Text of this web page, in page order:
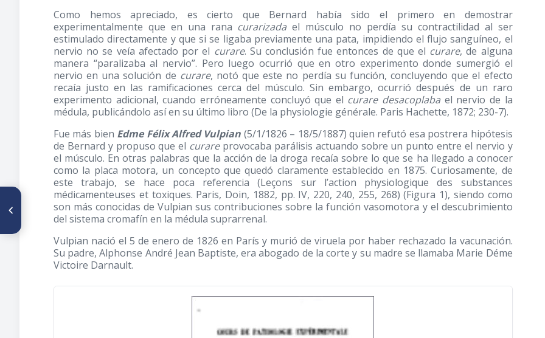
Como hemos apreciado, es cierto que Bernard había sido el primero en demostrar
experimentalmente que en una rana curarizada el músculo no perdía su contractilidad al ser
estimulado directamente y que si se ligaba previamente una pata, impidiendo el flujo sanguíneo, el
nervio no se veía afectado por el curare. Su conclusión fue entonces de que el curare, de alguna
manera “paralizaba al nervio”. Pero luego ocurrió que en otro experimento donde sumergió el
nervio en una solución de curare, notó que este no perdía su función, concluyendo que el efecto
recaía justo en las ramificaciones cerca del músculo. Sin embargo, ocurrió después de un raro
experimento adicional, cuando erróneamente concluyó que el curare desacoplaba el nervio de la
médula, publicándolo así en su último libro (De la physiologie générale. Paris Hachette, 1872; 230-7).
Fue más bien Edme Félix Alfred Vulpian (5/1/1826 – 18/5/1887) quien refutó esa postrera hipótesis
de Bernard y propuso que el curareprovocaba parálisis actuando sobre un punto entre el nervio y
el músculo. En otras palabras que la acción de la droga recaía sobre lo que se ha llegado a conocer
como la placa motora, un concepto que quedó claramente establecido en 1875. Curiosamente, de
este trabajo, se hace poca referencia (Leçons sur l’action physiologique des substances
médicamenteuses et toxiques. Paris, Doin, 1882, pp. IV, 220, 240, 255, 268) (Figura 1), siendo como
son más conocidas de Vulpian sus contribuciones sobre la función vasomotora y el descubrimiento
del sistema cromafín en la médula suprarrenal.
Vulpian nació el 5 de enero de 1826 en París y murió de viruela por haber rechazado la vacunación.
Su padre, Alphonse André Jean Baptiste, era abogado de la corte y su madre se llamaba Marie Déme
Victoire Darnault.
ARTÍCULO ANTERIOR
El oficio del psiquiatra